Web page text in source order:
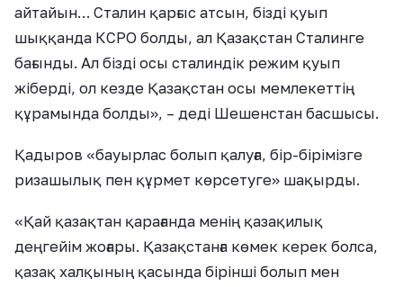
айтайын… Сталин қарғыс атсын, бізді қуып
шыққанда КСРО болды, ал Қазақстан Сталинге
бағынды. Ал бізді осы сталиндік режим қуып
жіберді, ол кезде Қазақстан осы мемлекеттің
құрамында болды», – деді Шешенстан басшысы.
Қадыров «бауырлас болып қалуға, бір-бірімізге
ризашылық пен құрмет көрсетуге» шақырды.
«Қай қазақтан қарағанда менің қазақилық
деңгейім жоғары. Қазақстанға көмек керек болса,
қазақ халқының қасында бірінші болып мен